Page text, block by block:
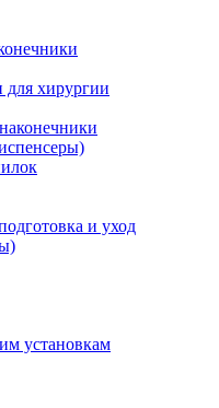
для хирургии
и уход
установкам